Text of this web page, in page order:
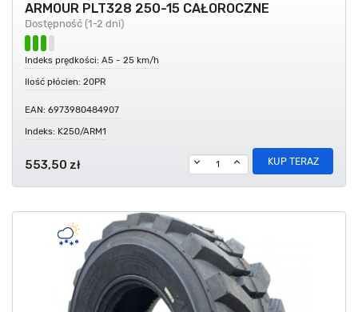
ARMOUR PLT328 250-15 CAŁOROCZNE
Dostępność (1-2 dni)
Indeks prędkości: A5 - 25 km/h
Ilość płócien: 20PR
EAN: 6973980484907
Indeks: K250/ARM1
553,50 zł KUP TERAZ